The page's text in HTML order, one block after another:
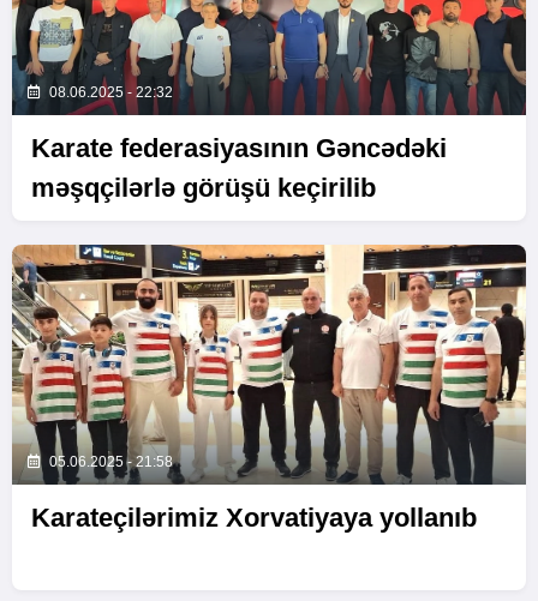
08.06.2025 - 22:32
Karate federasiyasının Gəncədəki
məşqçilərlə görüşü keçirilib
05.06.2025 - 21:58
Karateçilərimiz Xorvatiyaya yollanıb